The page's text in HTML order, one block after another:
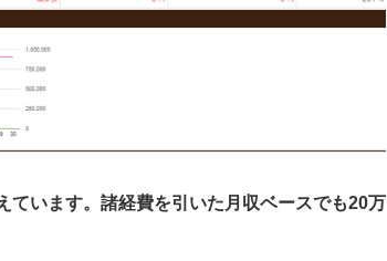
ています。諸経費を引いた月収ベースでも20万